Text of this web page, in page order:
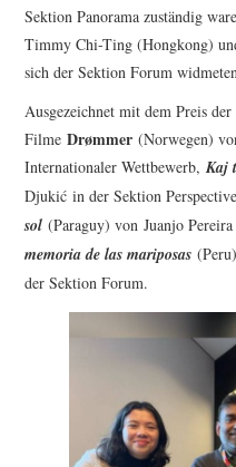
Sektion Panorama zuständig
Timmy Chi-Ting (Hongkong)
sich der Sektion Forum
Ausgezeichnet mit dem Preis
FilmeDrømmer (Norwegen)
Internationaler Wettbewerb,Kaj
Djukić in der Sektion
sol (Paraguy) von Juanjo
memoria de las mariposas
der Sektion Forum.